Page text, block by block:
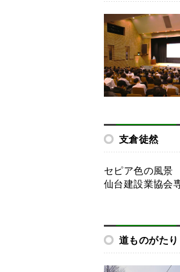
支倉徒然
セピア色の風景
仙台建設業協
道ものがたり